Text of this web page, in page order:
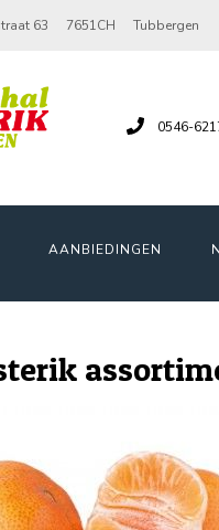
63 7651CH Tubbergen
0546-
AANBIEDINGEN